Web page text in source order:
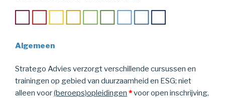
Algemeen
Stratego Advies verzorgt verschillende cursussen en
trainingen op gebied van duurzaamheid en ESG; niet
alleen voor(beroeps)opleidingen *voor open inschrijving,